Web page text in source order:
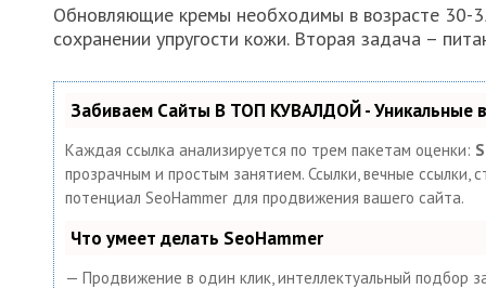
Обновляющие кремы необходимы в возрасте 30-
сохранении упругости кожи. Вторая задача –
Забиваем Сайты В ТОП КУВАЛДОЙ - Уникальные
Каждая ссылка анализируется по трем пакетам оценки:
прозрачным и простым занятием. Ссылки, вечные ссылки,
потенциал SeoHammer для продвижения вашего сайта.
Что умеет делать SeoHammer
— Продвижение в один клик, интеллектуальный подбор